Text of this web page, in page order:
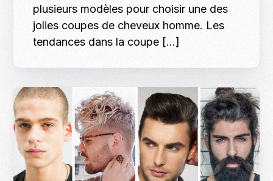
plusieurs modèles pour choisir une des
jolies coupes de cheveux homme. Les
tendances dans la coupe […]